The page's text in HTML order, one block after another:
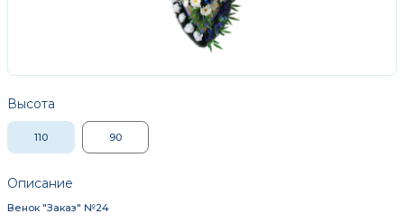
Высота
110 90
Описание
Венок "Заказ" №24